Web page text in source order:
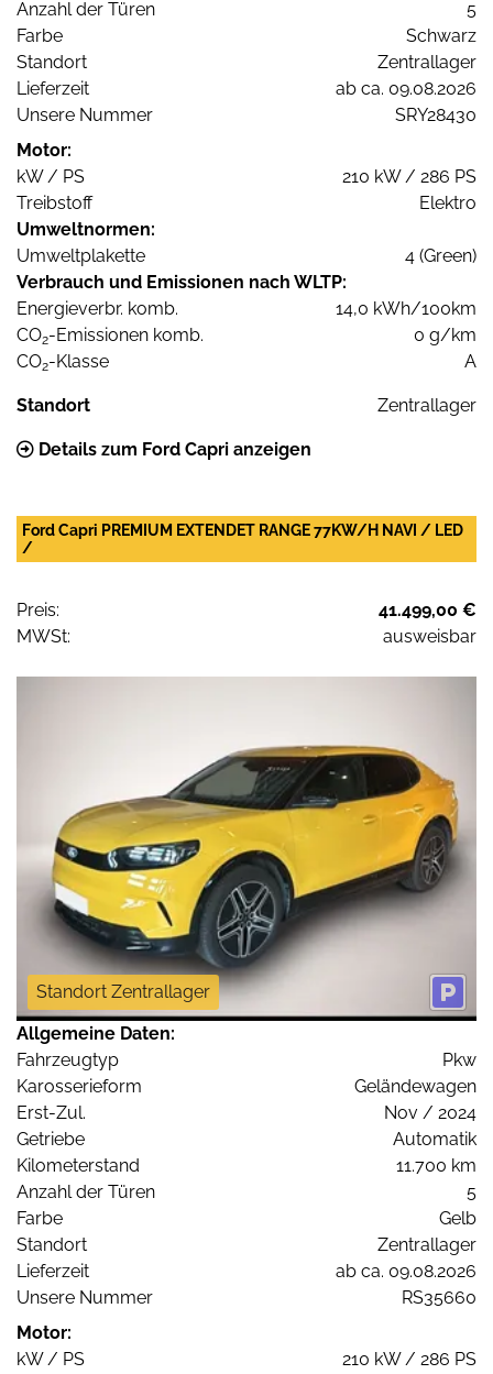
Anzahl der Türen
5
Farbe
Schwarz
Standort
Zentrallager
Lieferzeit
ab ca. 09.08.2026
Unsere Nummer
SRY28430
Motor:
kW / PS
210 kW / 286 PS
Treibstoff
Elektro
Umweltnormen:
Umweltplakette
4 (Green)
Verbrauch und Emissionen nach WLTP:
Energieverbr. komb.
14,0 kWh/100km
CO2-Emissionen komb.
0 g/km
CO2-Klasse A
Standort Zentrallager
Details zum Ford Capri anzeigen
Ford Capri PREMIUM EXTENDET RANGE 77KW/H NAVI / LED
/
Preis:
41.499,00 €
MWSt:
ausweisbar
Standort Zentrallager
Allgemeine Daten:
Fahrzeugtyp
Pkw
Karosserieform
Geländewagen
Erst-Zul.
Nov / 2024
Getriebe
Automatik
Kilometerstand
11.700 km
Anzahl der Türen
5
Farbe
Gelb
Standort
Zentrallager
Lieferzeit
ab ca. 09.08.2026
Unsere Nummer
RS35660
Motor:
kW / PS
210 kW / 286 PS